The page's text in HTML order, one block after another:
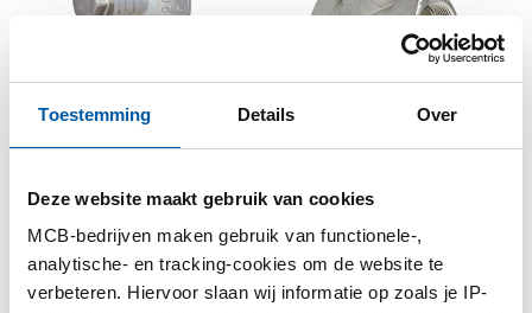
Toestemming Details Over
Deze website maakt gebruik van cookies
MCB-bedrijven maken gebruik van functionele-,
analytische- en tracking-cookies om de website te
verbeteren. Hiervoor slaan wij informatie op zoals je IP-
Rvs 316 terugslagklep
RB bibi BSP PN40 swing
type
Selecteer uw maat
Rvs 316 terugslagklep
spring Y type
Selecteer uw maat